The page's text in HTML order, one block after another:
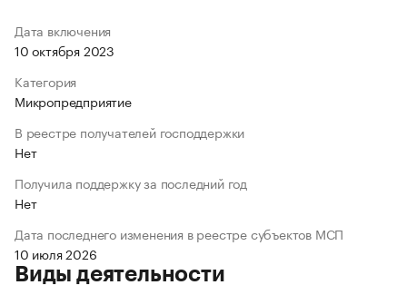
Дата включения
10 октября 2023
Категория
Микропредприятие
В реестре получателей господдержки
Нет
Получила поддержку за последний год
Нет
Дата последнего изменения в реестре субъектов МСП
10 июля 2026
Виды деятельности